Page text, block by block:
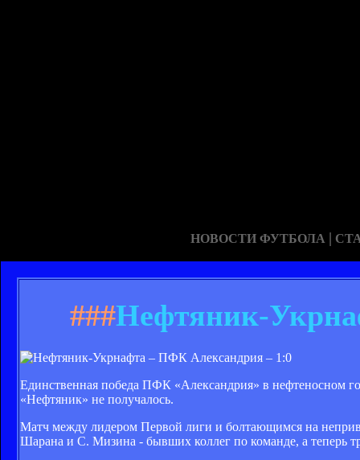
НОВОСТИ ФУТБОЛА |
###Нефтяник-
Единственная победа ПФК «Александрия» в нефтеносном
«Нефтяник» не получалось.
Матч между лидером Первой лиги и болтающимся на
Шарана и С. Мизина - бывших коллег по команде, а теперь